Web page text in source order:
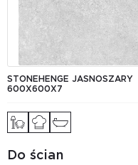
STONEHENGE JASNOSZARY
600Х600Х7
Do ścian